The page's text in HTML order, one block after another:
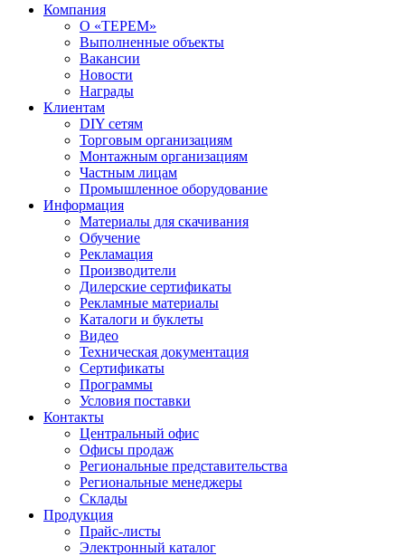
Компания
О «ТЕРЕМ»
Выполненные объекты
Вакансии
Новости
Награды
Клиентам
DIY сетям
Торговым организациям
Монтажным организациям
Частным лицам
Промышленное оборудование
Информация
Материалы для скачивания
Обучение
Рекламация
Производители
Дилерские сертификаты
Рекламные материалы
Каталоги и буклеты
Видео
Техническая документация
Сертификаты
Программы
Условия поставки
Контакты
Центральный офис
Офисы продаж
Региональные представительства
Региональные менеджеры
Склады
Продукция
Прайс-листы
Электронный каталог